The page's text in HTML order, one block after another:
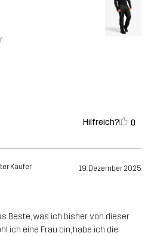
Hilfreich? 0
Käufer 19. Dezember 2025
Beste, was ich bisher von dieser
ich eine Frau bin, habe ich die